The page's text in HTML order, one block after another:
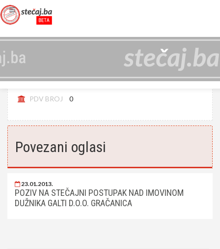
GALTI D.O.O. U STEČAJU GRAČANICA
JIB 4209075760001
PDV BROJ
0
Povezani oglasi
23.01.2013.
POZIV NA STEČAJNI POSTUPAK NAD IMOVINOM
DUŽNIKA GALTI D.O.O. GRAČANICA